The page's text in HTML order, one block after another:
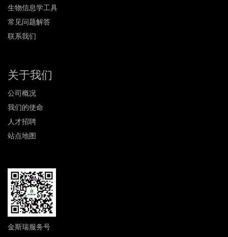
生物信息学工具
常见问题解答
联系我们
关于我们
公司概况
我们的使命
人才招聘
站点地图
金斯瑞服务号